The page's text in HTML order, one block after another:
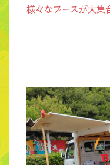
様々なブースが大集